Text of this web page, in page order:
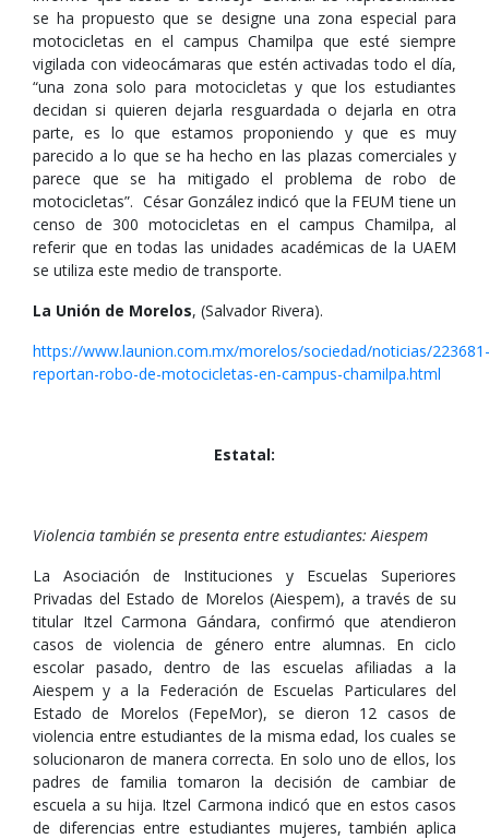
se ha propuesto que se designe una zona especial para
motocicletas en el campus Chamilpa que esté siempre
vigilada con videocámaras que estén activadas todo el día,
“una zona solo para motocicletas y que los estudiantes
decidan si quieren dejarla resguardada o dejarla en otra
parte, es lo que estamos proponiendo y que es muy
parecido a lo que se ha hecho en las plazas comerciales y
parece que se ha mitigado el problema de robo de
motocicletas”. César González indicó que la FEUM tiene un
censo de 300 motocicletas en el campus Chamilpa, al
referir que en todas las unidades académicas de la UAEM
se utiliza este medio de transporte.
La Unión de Morelos, (Salvador Rivera).
https://www.launion.com.mx/morelos/sociedad/noticias/223681-
reportan-robo-de-motocicletas-en-campus-chamilpa.html
Estatal:
Violencia también se presenta entre estudiantes: Aiespem
La Asociación de Instituciones y Escuelas Superiores
Privadas del Estado de Morelos (Aiespem), a través de su
titular Itzel Carmona Gándara, confirmó que atendieron
casos de violencia de género entre alumnas. En ciclo
escolar pasado, dentro de las escuelas afiliadas a la
Aiespem y a la Federación de Escuelas Particulares del
Estado de Morelos (FepeMor), se dieron 12 casos de
violencia entre estudiantes de la misma edad, los cuales se
solucionaron de manera correcta. En solo uno de ellos, los
padres de familia tomaron la decisión de cambiar de
escuela a su hija. Itzel Carmona indicó que en estos casos
de diferencias entre estudiantes mujeres, también aplica